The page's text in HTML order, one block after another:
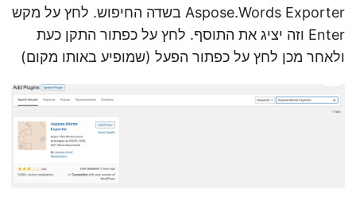
Aspose.Words Exporter בשדה החיפוש. לחץ על מקש
Enter וזה יציג את התוסף. לחץ על כפתור התקן כעת
ולאחר מכן לחץ על כפתור הפעל (שמופיע באותו מקום)